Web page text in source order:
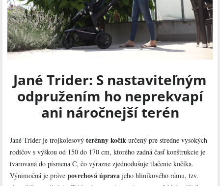
Jané Trider: S nastaviteľným
odpružením ho neprekvapí
ani náročnejší terén
Jané Trider je trojkolesový terénny kočík určený pre stredne vysokých
rodičov s výškou od 150 do 170 cm, ktorého zadná časť konštrukcie je
tvarovaná do písmena C, čo výrazne zjednodušuje tlačenie kočíka.
Výnimočná je práve povrchová úprava jeho hliníkového rámu, tzv.